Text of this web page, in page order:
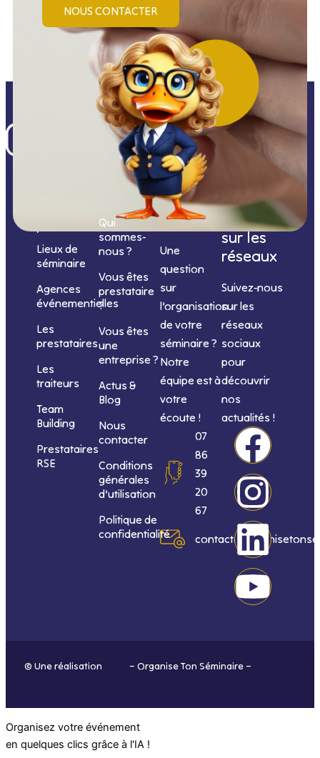
NOUS CONTACTER
prestations
Lieux de
séminaire
Agences
événementielles
Les
prestataires
Les
traiteurs
Team
Building
Prestataires
RSE
Informations
Qui
sommes-
nous ?
Vous êtes
prestataire
?
Vous êtes
une
entreprise ?
Actus &
Blog
Nous
contacter
Conditions
générales
d’utilisation
Politique de
confidentialité
Nous
contacter
Une
question
sur
l’organisation
de votre
séminaire ?
Notre
équipe est à
votre
écoute !
07
86
39
20
67
Nous
suivre
sur les
réseaux
Suivez-nous
sur les
réseaux
sociaux
pour
découvrir
nos
actualités !
F
a
c
e
b
I
n
s
t
a
L
i
n
k
e
Y
o
u
t
u
© Une réalisation – Organise Ton Séminaire –
Organisez votre événement
en quelques clics grâce à l'IA !